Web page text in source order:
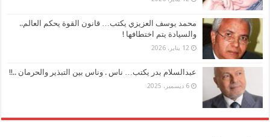
محمد يوسف العزيزي يكتب… قانون القوة يحكم العالم..
والسيادة يتم اختطافها !
12 يناير، 2026
عبدالسلام بدر يكتب… ناس . وناس بين التبذير والحرمان ..!!
6 ديسمبر، 2025